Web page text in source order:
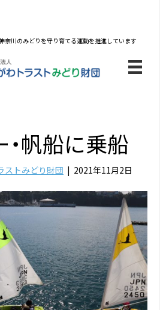
奈川のみどりを守り育てる運動を推進しています
帆船に乗船
ストみどり財団 | 2021年11月2日